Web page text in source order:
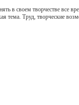
в своем творчестве все
тема. Труд, творческие